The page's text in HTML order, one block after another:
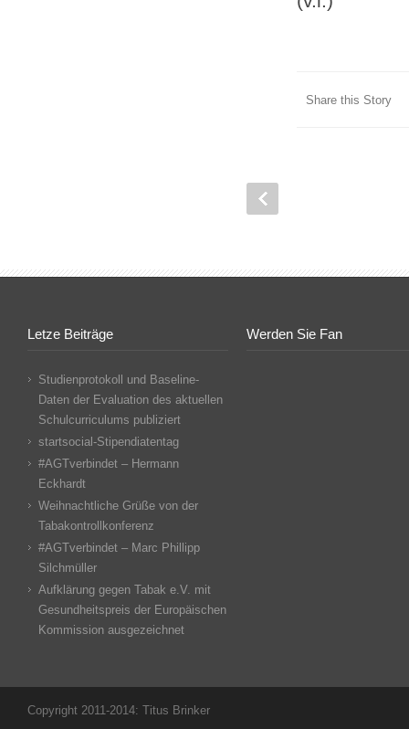
Share this Story
Letze Beiträge
Studienprotokoll und Baseline-
Daten der Evaluation des aktuellen
Schulcurriculums publiziert
startsocial-Stipendiatentag
#AGTverbindet – Hermann
Eckhardt
Weihnachtliche Grüße von der
Tabakontrollkonferenz
#AGTverbindet – Marc Phillipp
Silchmüller
Aufklärung gegen Tabak e.V. mit
Gesundheitspreis der Europäischen
Kommission ausgezeichnet
Werden Sie Fan
Copyright 2011-2014: Titus Brinker